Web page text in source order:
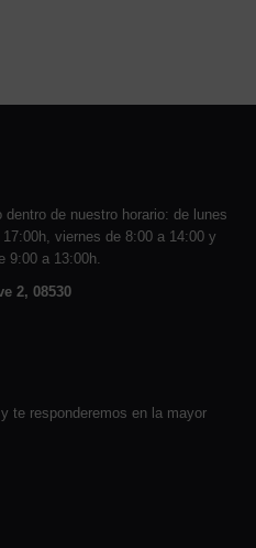
dentro de nuestro horario: de lunes
viernes de 8:00 a 14:00 y
9:00 a 13:00h.
2, 08530
te responderemos en la mayor